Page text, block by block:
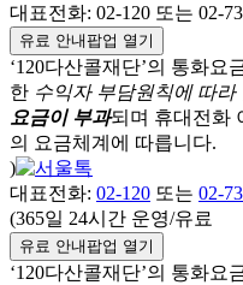
대표전화: 02-120 또는 02-
유료 안내팝업 열기
‘120다산콜재단’의 통화요
한 수익자 부담원칙에 따라
요금이 부과되며 휴대전화
의 요금체계에 따릅니다.
)
대표전화: 02-120 또는 02-
(365일 24시간 운영/유료
유료 안내팝업 열기
‘120다산콜재단’의 통화요